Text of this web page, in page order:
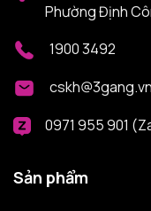
Phường Định
1900 3492
cskh@3gang.vn
0971 955 901
Sản phẩm